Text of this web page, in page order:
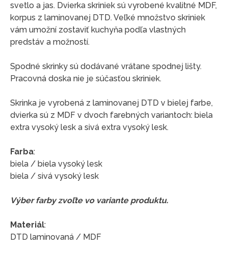
svetlo a jas. Dvierka skriniek sú vyrobené kvalitné MDF,
korpus z laminovanej DTD. Veľké množstvo skriniek
vám umožní zostaviť kuchyňa podľa vlastných
predstáv a možností.
Spodné skrinky sú dodávané vrátane spodnej lišty.
Pracovná doska nie je súčasťou skriniek.
Skrinka je vyrobená z laminovanej DTD v bielej farbe,
dvierka sú z MDF v dvoch farebných variantoch: biela
extra vysoký lesk a sivá extra vysoký lesk.
Farba:
biela / biela vysoký lesk
biela / sivá vysoký lesk
Výber farby zvoľte vo variante produktu.
Materiál:
DTD laminovaná / MDF